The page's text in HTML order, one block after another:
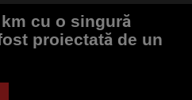
cu o singură
proiectată de un